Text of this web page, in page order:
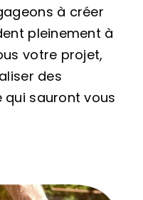
à créer
pleinement à
votre projet,
des
qui sauront vous